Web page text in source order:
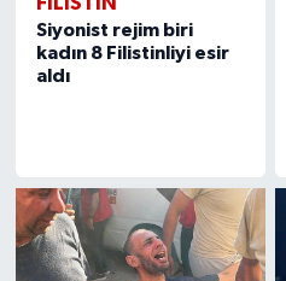
Siyonist rejim biri
kadın 8 Filistinliyi esir
aldı